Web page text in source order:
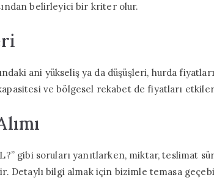
belirleyici bir kriter olur.
ani yükseliş ya da düşüşleri, hurda
ve bölgesel rekabet de fiyatları
gibi soruları yanıtlarken, miktar, teslimat
Detaylı bilgi almak için bizimle temasa